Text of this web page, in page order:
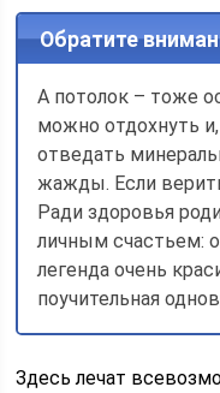
Обратите
А потолок – тоже
можно отдохнуть
отведать
жажды. Если
Ради здоровья
личным счастьем:
легенда очень
поучительная
Здесь лечат